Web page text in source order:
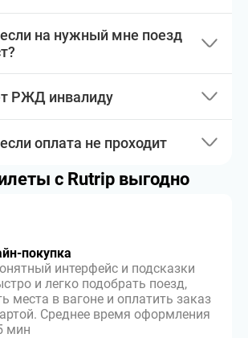
на нужный мне поезд
РЖД инвалиду
оплата не проходит
с Rutrip выгодно
покупка
интерфейс и подсказки
и легко подобрать поезд,
места в вагоне и оплатить заказ
Среднее время оформления
мин